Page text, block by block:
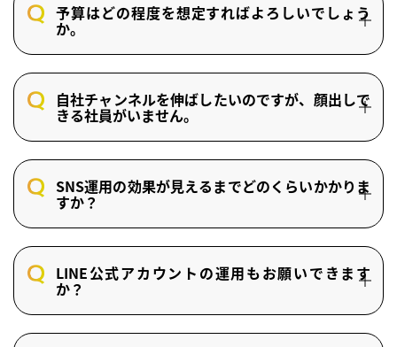
予算はどの程度を想定すればよろしいでしょう
か。
自社チャンネルを伸ばしたいのですが、顔出しで
きる社員がいません。
SNS運用の効果が見えるまでどのくらいかかりま
すか？
LINE公式アカウントの運用もお願いできます
か？